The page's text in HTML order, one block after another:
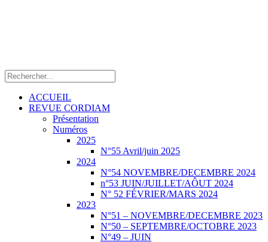
ACCUEIL
REVUE CORDIAM
Présentation
Numéros
2025
N°55 Avril/juin 2025
2024
N°54 NOVEMBRE/DECEMBRE 2024
n°53 JUIN/JUILLET/AÔUT 2024
N° 52 FÉVRIER/MARS 2024
2023
N°51 – NOVEMBRE/DECEMBRE 2023
N°50 – SEPTEMBRE/OCTOBRE 2023
N°49 – JUIN